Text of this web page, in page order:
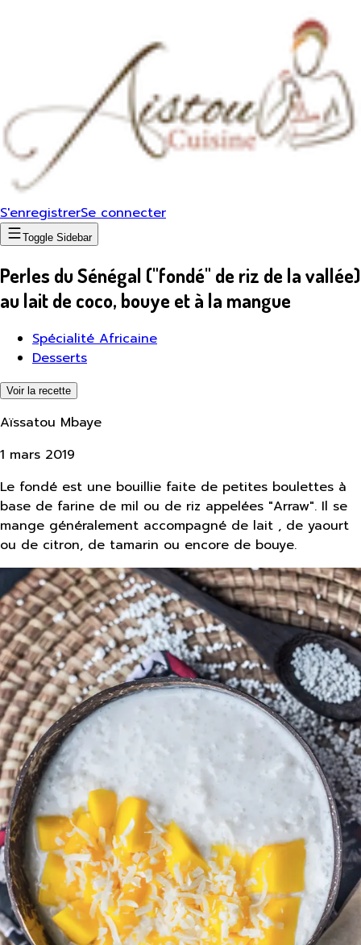
S'enregistrerSe connecter
Toggle Sidebar
Perles du Sénégal ("fondé" de riz de la vallée)
au lait de coco, bouye et à la mangue
Spécialité Africaine
Desserts
Voir la recette
Aïssatou Mbaye
1 mars 2019
Le fondé est une bouillie faite de petites boulettes à
base de farine de mil ou de riz appelées "Arraw". Il se
mange généralement accompagné de lait , de yaourt
ou de citron, de tamarin ou encore de bouye.